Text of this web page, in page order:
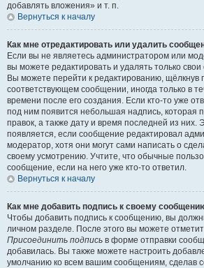
добавлять вложения» и т. п.
Вернуться к началу
Как мне отредактировать или удалить
Если вы не являетесь администратором или
вы можете редактировать и удалять только
Вы можете перейти к редактированию, щёлкнув
соответствующем сообщении, иногда только в
времени после его создания. Если кто-то уже
под ним появится небольшая надпись, которая
правок, а также дату и время последней из них.
появляется, если сообщение редактировал
модератор, хотя они могут сами написать о
своему усмотрению. Учтите, что обычные
сообщение, если на него уже кто-то ответил.
Вернуться к началу
Как мне добавить подпись к своему
Чтобы добавить подпись к сообщению, вы
личном разделе. После этого вы можете
Присоединить подпись в форме отправки
добавилась. Вы также можете настроить
умолчанию ко всем вашим сообщениям, сделав